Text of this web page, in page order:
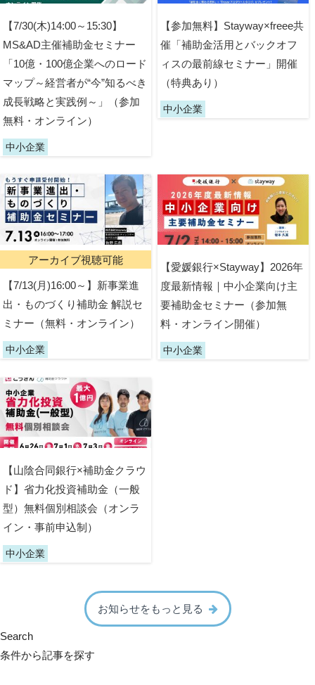
【7/30(木)14:00～15:30】
MS&AD主催補助金セミナー
「10億・100億企業へのロード
マップ～経営者が“今”知るべき
成長戦略と実践例～」（参加
無料・オンライン）
中小企業
【参加無料】Stayway×freee共
催「補助金活用とバックオフ
ィスの最前線セミナー」開催
（特典あり）
中小企業
アーカイブ視聴可能
【7/13(月)16:00～】新事業進
出・ものづくり補助金 解説セ
ミナー（無料・オンライン）
中小企業
【愛媛銀行×Stayway】2026年
度最新情報｜中小企業向け主
要補助金セミナー（参加無
料・オンライン開催）
中小企業
【山陰合同銀行×補助金クラウ
ド】省力化投資補助金（一般
型）無料個別相談会（オンラ
イン・事前申込制）
中小企業
お知らせをもっと見る
Search
条件から記事を探す